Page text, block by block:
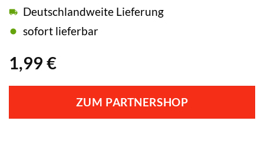
1,99 €
Deutschlandweite Lieferung
sofort lieferbar
ZUM PARTNERSHOP